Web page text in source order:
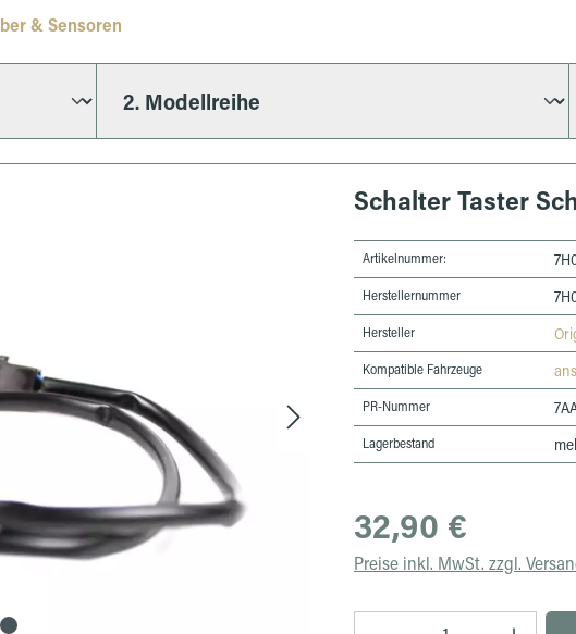
& Sensoren
Schalter Taster
Artikelnummer:
Herstellernummer
Hersteller
Kompatible Fahrzeuge
PR-Nummer
Lagerbestand
Regulärer Preis:
32,90 €
Preise inkl. MwSt. zzgl.